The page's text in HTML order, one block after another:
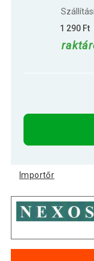
1 290 Ft
Importőr